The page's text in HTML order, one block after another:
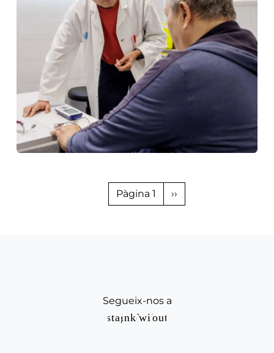
Pàgina 1 Pàgina següent
››
Segueix-nos a
Instagram
Linkedin
Twitter
Youtube